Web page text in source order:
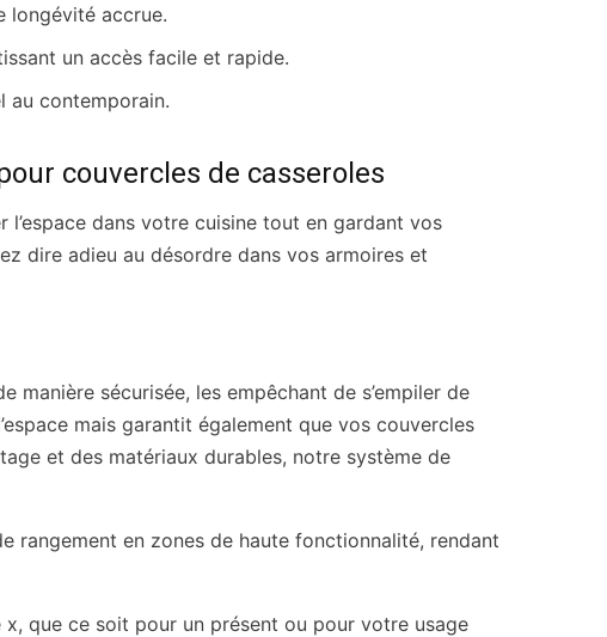
longévité accrue.
un accès facile et rapide.
au contemporain.
couvercles de casseroles
dans votre cuisine tout en gardant vos
dire adieu au désordre dans vos armoires et
sécurisée, les empêchant de s’empiler de
mais garantit également que vos couvercles
et des matériaux durables, notre système de
rangement en zones de haute fonctionnalité, rendant
que ce soit pour un présent ou pour votre usage